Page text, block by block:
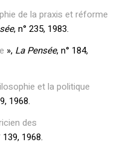
de la praxis et réforme
, n° 235, 1983.
», La Pensée, n° 184,
et la politique
1968.
des
139, 1968.